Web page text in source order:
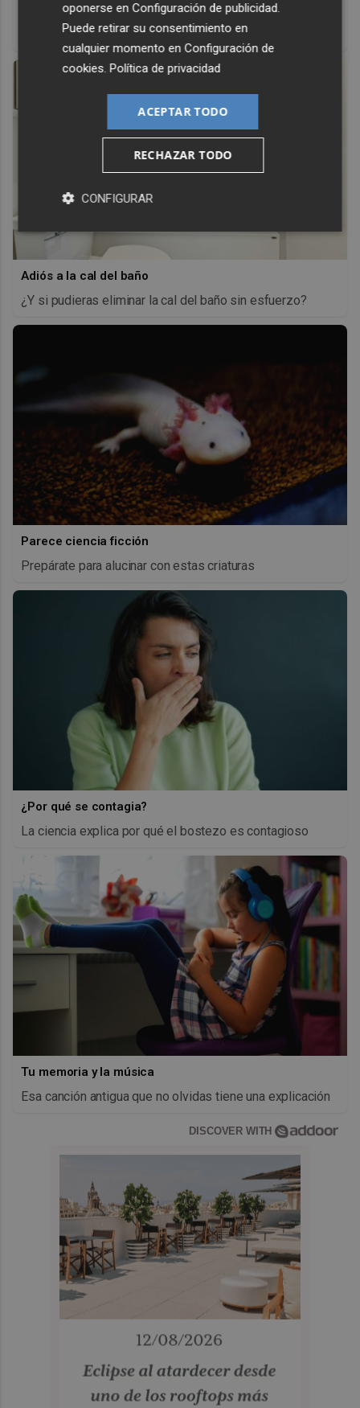
Los pasaportes más poderosos del mundo, ¿está el
Adiós a la cal del baño
¿Y si pudieras eliminar la cal del baño sin esfuerzo?
Parece ciencia ficción
Prepárate para alucinar con estas criaturas
¿Por qué se contagia?
La ciencia explica por qué el bostezo es contagioso
Tu memoria y la música
Esa canción antigua que no olvidas tiene una explicación
DISCOVER WITH
oponerse enConfiguración de publicidad.
Puede retirar su consentimiento en
cualquier momento enConfiguración de
cookies.Política de privacidad
ACEPTAR TODO
RECHAZAR TODO
CONFIGURAR